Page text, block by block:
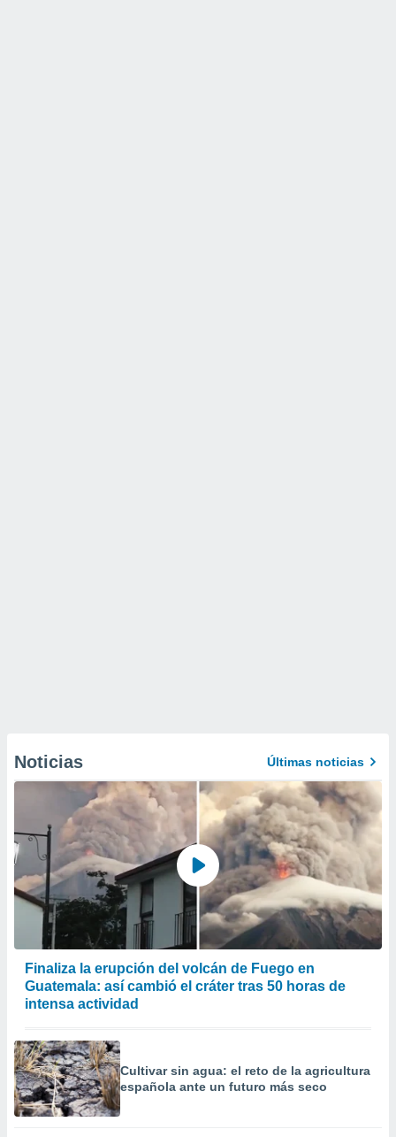
Noticias Últimas noticias
Finaliza la erupción del volcán de Fuego en
Guatemala: así cambió el cráter tras 50 horas de
intensa actividad
Cultivar sin agua: el reto de la agricultura
española ante un futuro más seco